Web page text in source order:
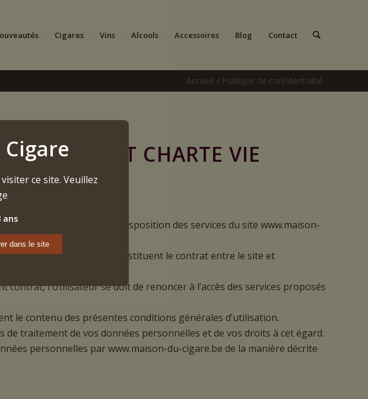
Cigares Vins Alcools Accessoires Blog Contact
Accueil / Politique de confidentialité
DU SITE ET CHARTE VIE
des modalités de mise à disposition des services du site www.maison-
accéder au site. Elles constituent le contrat entre le site et
générales d’utilisation.
l’Utilisateur se doit de renoncer à l’accès des services proposés
le contenu des présentes conditions générales d’utilisation.
traitement de vos données personnelles et de vos droits à cet égard.
personnelles par www.maison-du-cigare.be de la manière décrite
ce site. Veuillez
ans